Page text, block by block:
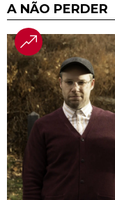
A NÃO PERDER